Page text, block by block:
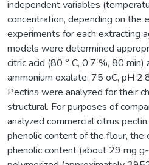
independent variables
concentration, depending on the
experiments for each extracting
models were determined
citric acid (80 ° C, 0.7 %, 80
ammonium oxalate, 75 oC, pH
Pectins were analyzed for their
structural. For purposes of
analyzed commercial citrus
phenolic content of the flour, the
phenolic content (about 29 mg